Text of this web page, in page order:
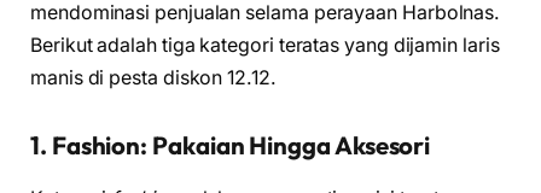
mendominasi penjualan selama perayaan Harbolnas.
Berikut adalah tiga kategori teratas yang dijamin laris
manis di pesta diskon 12.12.
1. Fashion: Pakaian Hingga Aksesori